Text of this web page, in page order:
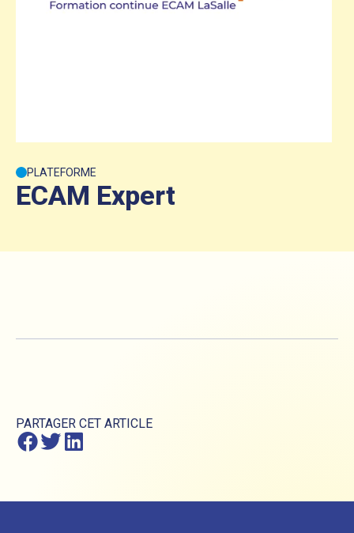
PLATEFORME
ECAM Expert
PARTAGER CET ARTICLE